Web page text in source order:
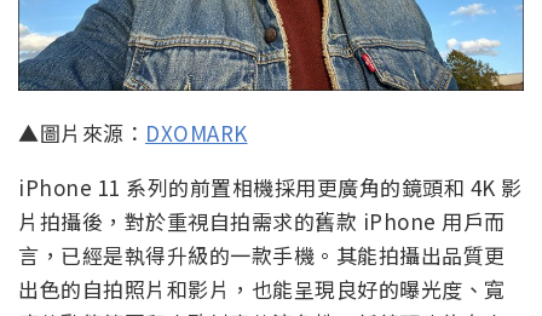
▲圖片來源： DXOMARK
iPhone 11 系列的前置相機採用更廣角的鏡頭和 4K 影
片拍攝後，對於重視自拍需求的舊款 iPhone 用戶而
言，已經是執得升級的一款手機。其能拍攝出品質更
出色的自拍照片和影片，也能呈現良好的曝光度、寬